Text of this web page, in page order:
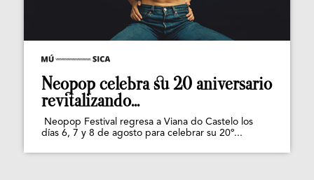
Neopop celebra su 20 aniversario
revitalizando...
Neopop Festival regresa a Viana do Castelo los
días 6, 7 y 8 de agosto para celebrar su 20º...